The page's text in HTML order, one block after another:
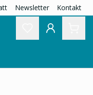
Newsletter Kontakt